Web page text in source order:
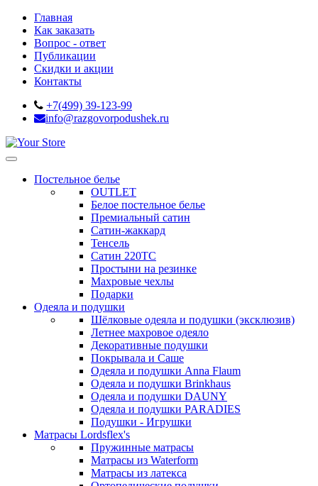
Главная
Как заказать
Вопрос - ответ
Публикации
Скидки и акции
Контакты
+7(499) 39-123-99
info@razgovorpodushek.ru
Постельное белье
OUTLET
Белое постельное белье
Премиальный сатин
Сатин-жаккард
Тенсель
Сатин 220ТС
Простыни на резинке
Махровые чехлы
Подарки
Одеяла и подушки
Шёлковые одеяла и подушки (эксклюзив)
Летнее махровое одеяло
Декоративные подушки
Покрывала и Саше
Одеяла и подушки Anna Flaum
Одеяла и подушки Brinkhaus
Одеяла и подушки DAUNY
Одеяла и подушки PARADIES
Подушки - Игрушки
Матрасы Lordsflex's
Пружинные матрасы
Матрасы из Waterform
Матрасы из латекса